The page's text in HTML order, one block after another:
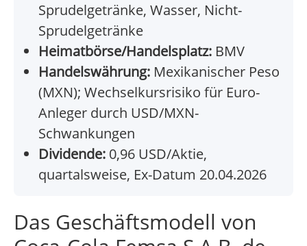
Sprudelgetränke, Wasser, Nicht-
Sprudelgetränke
Heimatbörse/Handelsplatz: BMV
Handelswährung: Mexikanischer Peso
(MXN); Wechselkursrisiko für Euro-
Anleger durch USD/MXN-
Schwankungen
Dividende: 0,96 USD/Aktie,
quartalsweise, Ex-Datum 20.04.2026
Das Geschäftsmodell von